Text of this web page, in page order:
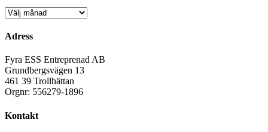
Arkiv
Adress
Fyra ESS Entreprenad AB
Grundbergsvägen 13
461 39 Trollhättan
Orgnr: 556279-1896
Kontakt